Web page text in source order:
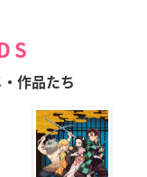
作品たち